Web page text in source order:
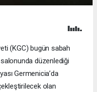
(KGC) bugün sabah
düzenlediği
Germenicia’da
olan